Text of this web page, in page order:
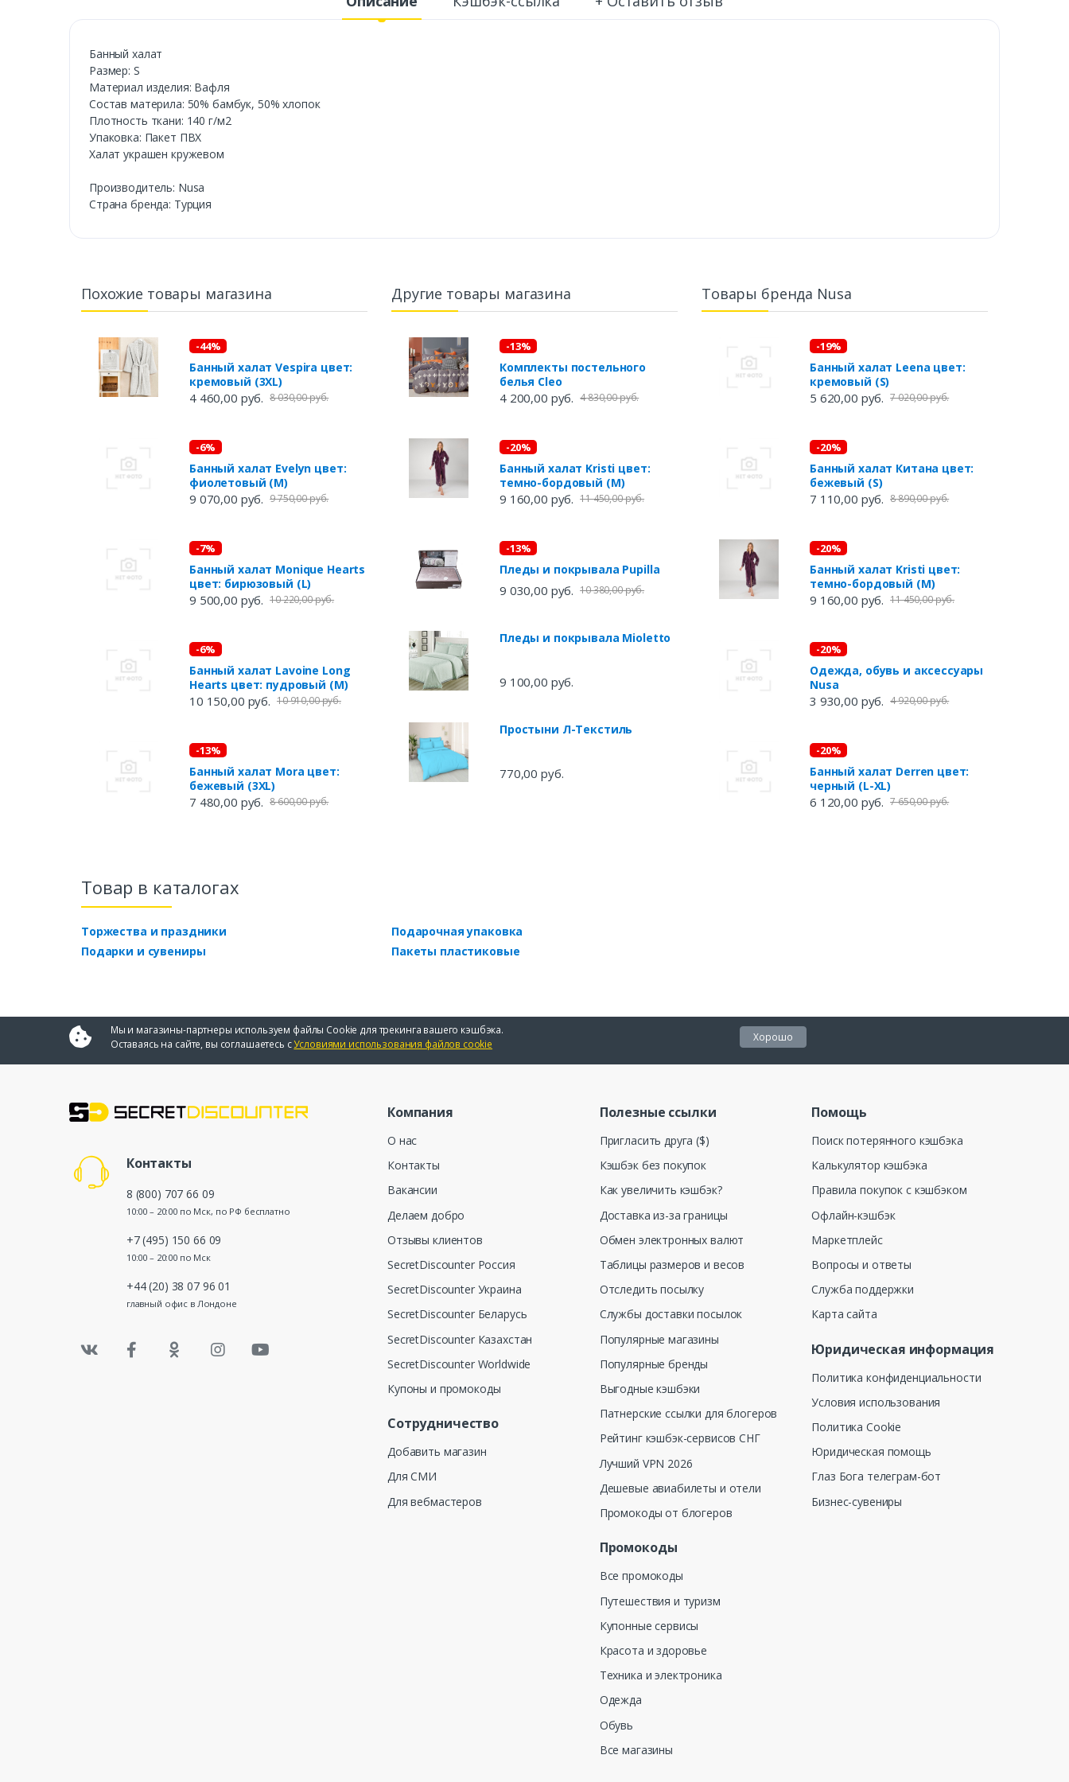
Банный халат
Размер: S
Материал изделия: Вафля
Состав материла: 50% бамбук, 50% хлопок
Плотность ткани: 140 г/м2
Упаковка: Пакет ПВХ
Халат украшен кружевом
Производитель: Nusa
Cтрана бренда: Турция
Похожие товары магазина
-44%
Банный халат Vespira цвет:
кремовый (3XL)
4 460,00 руб. 8 030,00 руб.
-6%
Банный халат Evelyn цвет:
фиолетовый (M)
9 070,00 руб. 9 750,00 руб.
-7%
Банный халат Monique Hearts
цвет: бирюзовый (L)
9 500,00 руб. 10 220,00 руб.
-6%
Банный халат Lavoine Long
Hearts цвет: пудровый (M)
10 150,00 руб. 10 910,00 руб.
-13%
Банный халат Mora цвет:
бежевый (3XL)
7 480,00 руб. 8 600,00 руб.
Другие товары магазина
-13%
Комплекты постельного
белья Cleo
4 200,00 руб. 4 830,00 руб.
-20%
Банный халат Kristi цвет:
темно-бордовый (M)
9 160,00 руб. 11 450,00 руб.
-13%
Пледы и покрывала Pupilla
9 030,00 руб. 10 380,00 руб.
Пледы и покрывала Mioletto
9 100,00 руб.
Простыни Л-Текстиль
770,00 руб.
Товары бренда Nusa
-19%
Банный халат Leena цвет:
кремовый (S)
5 620,00 руб. 7 020,00 руб.
-20%
Банный халат Китана цвет:
бежевый (S)
7 110,00 руб. 8 890,00 руб.
-20%
Банный халат Kristi цвет:
темно-бордовый (M)
9 160,00 руб. 11 450,00 руб.
-20%
Одежда, обувь и аксессуары
Nusa
3 930,00 руб. 4 920,00 руб.
-20%
Банный халат Derren цвет:
черный (L-XL)
6 120,00 руб. 7 650,00 руб.
Товар в каталогах
Торжества и праздники
Подарки и сувениры
Подарочная упаковка
Пакеты пластиковые
Мы и магазины-партнеры используем файлы Cookie для трекинга вашего кэшбэка.
Оставаясь на сайте, вы соглашаетесь сУсловиями использования файлов cookie
Хорошо
Контакты
8 (800) 707 66 09
10:00 – 20:00 по Мск, по РФ бесплатно
+7 (495) 150 66 09
10:00 – 20:00 по Мск
+44 (20) 38 07 96 01
главный офис в Лондоне
Компания
О нас
Контакты
Вакансии
Делаем добро
Отзывы клиентов
SecretDiscounter Россия
SecretDiscounter Украина
SecretDiscounter Беларусь
SecretDiscounter Казахстан
SecretDiscounter Worldwide
Купоны и промокоды
Сотрудничество
Добавить магазин
Для СМИ
Для вебмастеров
Полезные ссылки
Пригласить друга ($)
Кэшбэк без покупок
Как увеличить кэшбэк?
Доставка из-за границы
Обмен электронных валют
Таблицы размеров и весов
Отследить посылку
Службы доставки посылок
Популярные магазины
Популярные бренды
Выгодные кэшбэки
Патнерские ссылки для блогеров
Рейтинг кэшбэк-сервисов СНГ
Лучший VPN 2026
Дешевые авиабилеты и отели
Промокоды от блогеров
Промокоды
Все промокоды
Путешествия и туризм
Купонные сервисы
Красота и здоровье
Техника и электроника
Одежда
Обувь
Все магазины
Помощь
Поиск потерянного кэшбэка
Калькулятор кэшбэка
Правила покупок с кэшбэком
Офлайн-кэшбэк
Маркетплейс
Вопросы и ответы
Служба поддержки
Карта сайта
Юридическая информация
Политика конфиденциальности
Условия использования
Политика Cookie
Юридическая помощь
Глаз Бога телеграм-бот
Бизнес-сувениры